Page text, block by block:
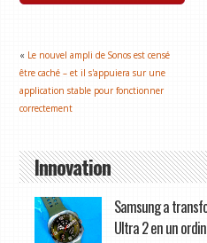
« Le nouvel ampli de Sonos est censé
être caché – et il s'appuiera sur une
application stable pour fonctionner
correctement
Innovation
Samsung a
Ultra 2 en un